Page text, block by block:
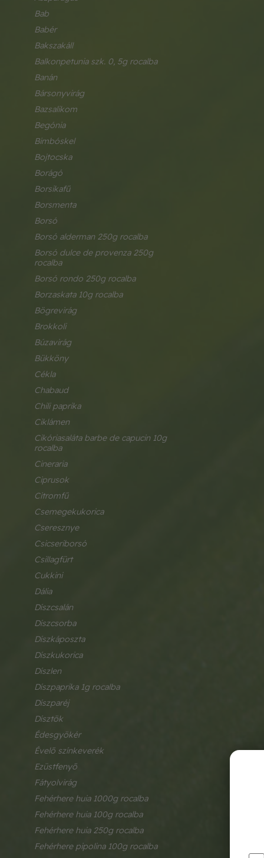
bab
babér
bakszakáll
balkonpetunia szk. 0, 5g rocalba
banán
bársonyvirág
bazsalikom
begónia
bimbóskel
bojtocska
borágó
borsikafű
borsmenta
borsó
borsó alderman 250g rocalba
borsó dulce de provenza 250g
rocalba
borsó rondo 250g rocalba
borzaskata 10g rocalba
bögrevirág
brokkoli
búzavirág
bükköny
cékla
chabaud
chili paprika
ciklámen
cikóriasaláta barbe de capucin 10g
rocalba
cineraria
ciprusok
citromfű
csemegekukorica
cseresznye
csicseriborsó
csillagfürt
cukkini
dália
díszcsalán
díszcsorba
díszkáposzta
díszkukorica
díszlen
díszpaprika 1g rocalba
díszparéj
dísztök
édesgyökér
évelő színkeverék
ezüstfenyő
fátyolvirág
fehérhere huia 1000g rocalba
fehérhere huia 100g rocalba
fehérhere huia 250g rocalba
fehérhere pipolina 100g rocalba